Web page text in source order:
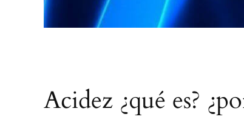
Acidez ¿qué es?